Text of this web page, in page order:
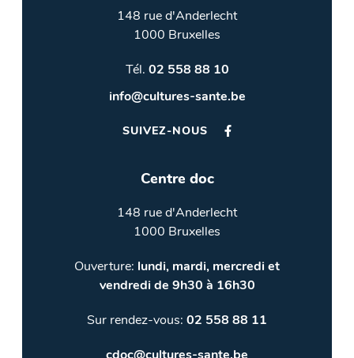
148 rue d'Anderlecht
1000 Bruxelles
Tél. 02 558 88 10
info@cultures-sante.be
SUIVEZ-NOUS
Centre doc
148 rue d'Anderlecht
1000 Bruxelles
Ouverture: lundi, mardi, mercredi et
vendredi de 9h30 à 16h30
Sur rendez-vous: 02 558 88 11